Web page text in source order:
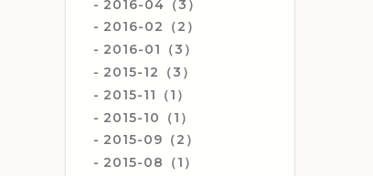
2016-04（3）
2016-02（2）
2016-01（3）
2015-12（3）
2015-11（1）
2015-10（1）
2015-09（2）
2015-08（1）